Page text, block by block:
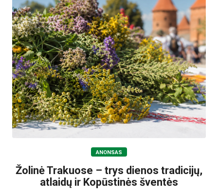
ANONSAS
Žolinė Trakuose – trys dienos tradicijų,
atlaidų ir Kopūstinės šventės